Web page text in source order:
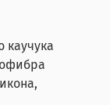
каучука